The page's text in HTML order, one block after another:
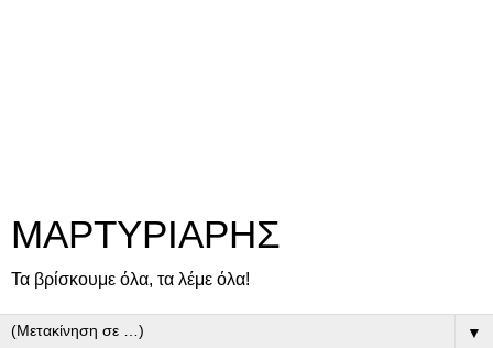
ΜΑΡΤΥΡΙΑΡΗΣ
Τα βρίσκουμε όλα, τα λέμε όλα!
▼